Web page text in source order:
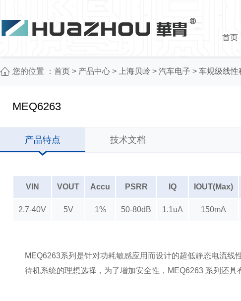
首页
您的位置 ： 首页 > 产品中心 > 上海贝岭 > 汽车电子 > 车规级线性
MEQ6263
产品特点 技术文档
VIN VOUT Accu PSRR IQ IOUT(Max)
2.7-40V 5V 1% 50-80dB 1.1uA 150mA
MEQ6263系列是针对功耗敏感应用而设计的超低静态电流
待机系统的理想选择，为了增加安全性，MEQ6263 系列还